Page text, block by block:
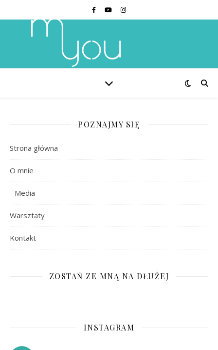
POZNAJMY SIĘ
Strona główna
O mnie
Media
Warsztaty
Kontakt
ZOSTAŃ ZE MNĄ NA DŁUŻEJ
INSTAGRAM